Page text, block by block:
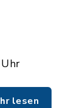
lesen